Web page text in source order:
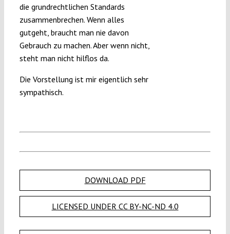
die grundrechtlichen Standards
zusammenbrechen. Wenn alles
gutgeht, braucht man nie davon
Gebrauch zu machen. Aber wenn nicht,
steht man nicht hilflos da.
Die Vorstellung ist mir eigentlich sehr
sympathisch.
DOWNLOAD PDF
LICENSED UNDER CC BY-NC-ND 4.0